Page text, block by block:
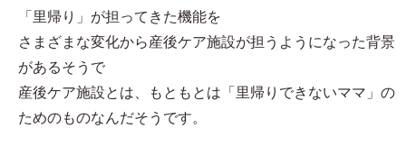
「里帰り」が担ってきた機能を
さまざまな変化から産後ケア施設が担うようになった背景
があるそうで
産後ケア施設とは、もともとは「里帰りできないママ」の
ためのものなんだそうです。